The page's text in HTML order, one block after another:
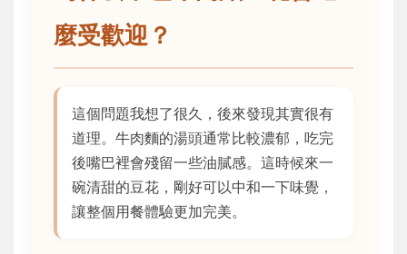
麼受歡迎？
這個問題我想了很久，後來發現其實很有
道理。牛肉麵的湯頭通常比較濃郁，吃完
後嘴巴裡會殘留一些油膩感。這時候來一
碗清甜的豆花，剛好可以中和一下味覺，
讓整個用餐體驗更加完美。